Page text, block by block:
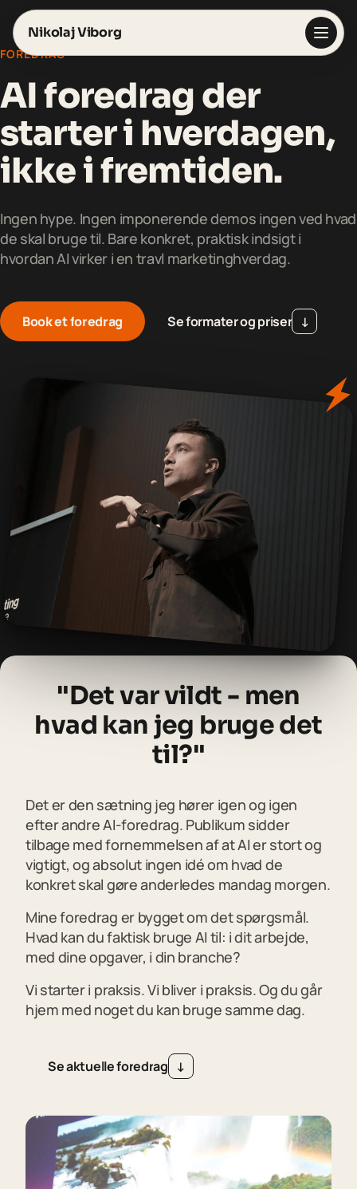
Nikolaj Viborg
Workshops
AI Fundamentet
AI Acceleratoren
Live online forløb · 6 uger
↗
FOREDRAG
AI foredrag der
starter i hverdagen,
ikke i fremtiden.
Ingen hype. Ingen imponerende demos ingen ved hvad
de skal bruge til. Bare konkret, praktisk indsigt i
hvordan AI virker i en travl marketinghverdag.
Book et foredrag
Booketforedrag Se formater og priser
Seformaterogpriser ↓
"Det var vildt - men
hvad kan jeg bruge det
til?"
Det er den sætning jeg hører igen og igen
efter andre AI-foredrag. Publikum sidder
tilbage med fornemmelsen af at AI er stort og
vigtigt, og absolut ingen idé om hvad de
konkret skal gøre anderledes mandag morgen.
Mine foredrag er bygget om det spørgsmål.
Hvad kan du faktisk bruge AI til: i dit arbejde,
med dine opgaver, i din branche?
Vi starter i praksis. Vi bliver i praksis. Og du går
hjem med noget du kan bruge samme dag.
Se aktuelle foredrag
Seaktuelleforedrag ↓